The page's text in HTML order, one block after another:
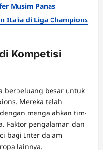
Musim Panas
Italia di Liga Champions
Kompetisi
berpeluang besar untuk
Mereka telah
mengalahkan tim-
Faktor pengalaman dan
bagi Inter dalam
lainnya.